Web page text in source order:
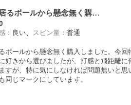
るボールから懸念無く購…
： 良い スピン量 ： 普通
ボールから懸念無く購入しました。今回
好きから選びましたが、打感と飛距離
すが、特に気にしなければ問題無いと
同じマークにしています。